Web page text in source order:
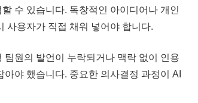
수 있습니다. 독창적인 아이디어나 개인
사용자가 직접 채워 넣어야 합니다.
원의 발언이 누락되거나 맥락 없이 인용
야 했습니다. 중요한 의사결정 과정이 AI